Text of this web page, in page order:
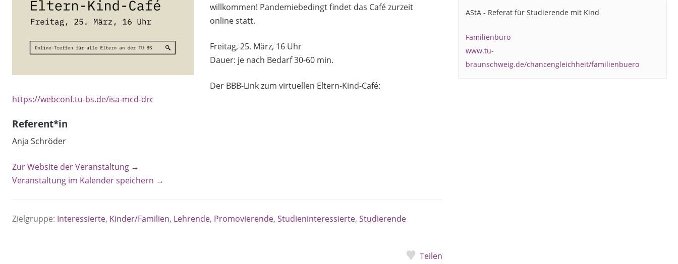
willkommen! Pandemiebedingt findet das Café zurzeit
online statt.
Freitag, 25. März, 16 Uhr
Dauer: je nach Bedarf 30-60 min.
Der BBB-Link zum virtuellen Eltern-Kind-Café:
https://webconf.tu-bs.de/isa-mcd-drc
Referent*in
Anja Schröder
Zur Website der Veranstaltung →
Veranstaltung im Kalender speichern →
Zielgruppe: Interessierte, Kinder/Familien, Lehrende, Promovierende, Studieninteressierte, Studierende
Teilen
AStA - Referat für Studierende mit Kind
Familienbüro
www.tu-
braunschweig.de/chancengleichheit/familienbuero